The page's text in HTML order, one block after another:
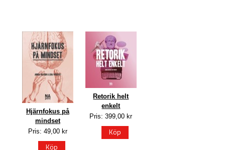
Hjärnfokus på
mindset
Pris: 49,00 kr
Köp
Retorik helt
enkelt
Pris: 399,00 kr
Köp